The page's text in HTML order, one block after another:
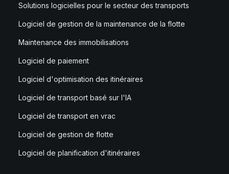
Solutions logicielles pour le secteur des transports
Logiciel de gestion de la maintenance de la flotte
Maintenance des immobilisations
Logiciel de paiement
Logiciel d'optimisation des itinéraires
Logiciel de transport basé sur l'IA
Logiciel de transport en vrac
Logiciel de gestion de flotte
Logiciel de planification d'itinéraires